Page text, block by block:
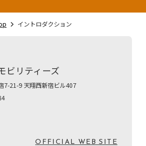
イントロダクション
ビリティーズ
7-21-9 天翔西新宿ビル407
OFFICIAL WEB SITE